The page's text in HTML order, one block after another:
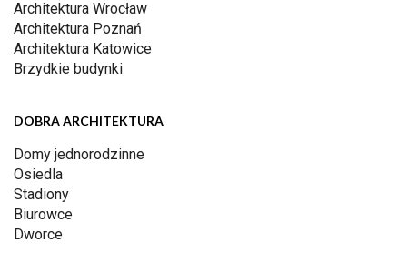
Architektura Wrocław
Architektura Poznań
Architektura Katowice
Brzydkie budynki
DOBRA ARCHITEKTURA
Domy jednorodzinne
Osiedla
Stadiony
Biurowce
Dworce